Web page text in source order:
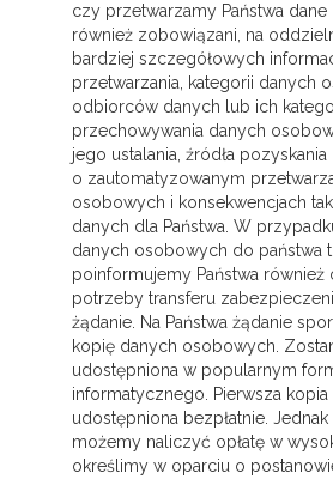
czy przetwarzamy Państwa
również zobowiązani, na
bardziej szczegółowych
przetwarzania, kategorii danych
odbiorców danych lub ich
przechowywania danych
jego ustalania, źródła pozyskania
o zautomatyzowanym
osobowych i konsekwencjach
danych dla Państwa. W
danych osobowych do państwa
poinformujemy Państwa również
potrzeby transferu
żądanie. Na Państwa żądanie
kopię danych osobowych.
udostępniona w popularnym
informatycznego. Pierwsza kopia
udostępniona bezpłatnie.
możemy naliczyć opłatę w
określimy w oparciu o